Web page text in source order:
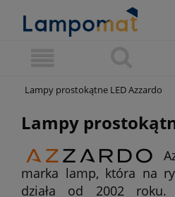
Lampy prostokątne LED Azzardo
Lampy
marka lamp, która na
działa od 2002